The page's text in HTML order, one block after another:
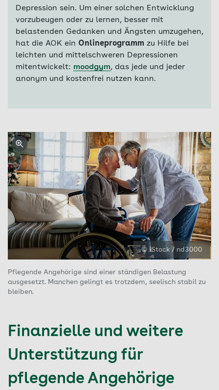
Depression sein. Um einer solchen Entwicklung
vorzubeugen oder zu lernen, besser mit
belastenden Gedanken und Ängsten umzugehen,
hat die AOK ein Onlineprogramm zu Hilfe bei
leichten und mittelschweren Depressionen
mitentwickelt: moodgym, das jede und jeder
anonym und kostenfrei nutzen kann.
© iStock / nd3000
Pflegende Angehörige sind einer ständigen Belastung
ausgesetzt. Manchen gelingt es trotzdem, seelisch stabil zu
bleiben.
Finanzielle und weitere
Unterstützung für
pflegende Angehörige